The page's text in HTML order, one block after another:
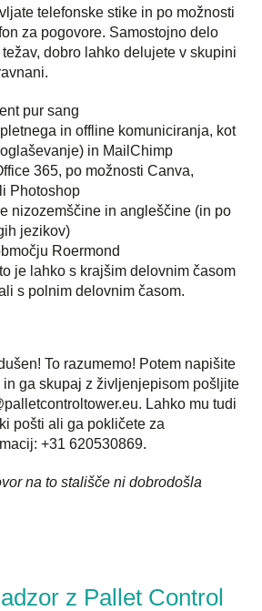
telefonske stike in po možnosti
za pogovore. Samostojno delo
dobro lahko delujete v skupini
pur sang
in offline komuniciranja, kot
in MailChimp
365, po možnosti Canva,
Photoshop
nizozemščine in angleščine (in po
jezikov)
Roermond
je lahko s krajšim delovnim časom
s polnim delovnim časom.
To razumemo! Potem napišite
ga skupaj z življenjepisom pošljite
Lahko mu tudi
pošti ali ga pokličete za
+31 620530869.
na to stališče ni dobrodošla
z Pallet Control